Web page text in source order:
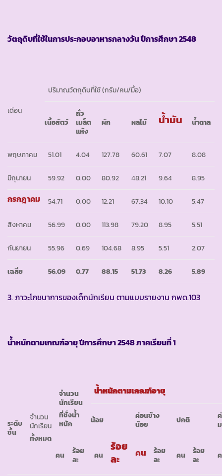
วัตถุดิบที่ใช้ในการประกอบอาหารกลางวัน ปีการศึกษา2548
เดือน
ปริมาณวัตถุดิบที่ใช้ (กรัม/คน/มื้อ)
เนื้อสัตว์
ถั่ว
เมล็ด
แห้ง
ผัก ผลไม้ น้ำมัน น้ำตาล
พฤษภาคม 51.01 4.04 127.78 60.61 7.07 8.08
มิถุนายน 59.92 0.00 80.92 48.21 9.64 8.95
กรกฎาคม 54.71 0.00 12.21 67.34 10.10 5.47
สิงหาคม 56.99 0.00 113.98 79.20 8.95 5.51
กันยายน 55.96 0.69 104.68 8.95 5.51 2.07
เฉลี่ย 56.09 0.77 88.15 51.73 8.26 5.89
3. ภาวะโภชนาการของเด็กนักเรียน ตามแบบรายงาน กพด.103
น้ำหนักตามเกณฑ์อายุ ปีการศึกษา2548 ภาคเรียนที่ 1
ระดับ
ชั้น
จำนวน
นักเรียน
ทั้งหมด
จำนวน
นักเรียน
ที่ชั่งน้ำ
หนัก
น้ำหนักตามเกณฑ์อายุ
น้อย
ค่อนข้าง
น้อย
ปกติ
คน
ร้อย
ละ
คน
ร้อย
ละ
คน
ร้อย
ละ
คน
ร้อย
ละ